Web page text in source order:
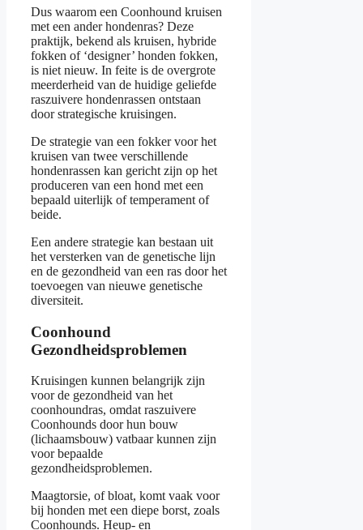
Dus waarom een Coonhound kruisen
met een ander hondenras? Deze
praktijk, bekend als kruisen, hybride
fokken of ‘designer’ honden fokken,
is niet nieuw. In feite is de overgrote
meerderheid van de huidige geliefde
raszuivere hondenrassen ontstaan
door strategische kruisingen.
De strategie van een fokker voor het
kruisen van twee verschillende
hondenrassen kan gericht zijn op het
produceren van een hond met een
bepaald uiterlijk of temperament of
beide.
Een andere strategie kan bestaan uit
het versterken van de genetische lijn
en de gezondheid van een ras door het
toevoegen van nieuwe genetische
diversiteit.
Coonhound
Gezondheidsproblemen
Kruisingen kunnen belangrijk zijn
voor de gezondheid van het
coonhoundras, omdat raszuivere
Coonhounds door hun bouw
(lichaamsbouw) vatbaar kunnen zijn
voor bepaalde
gezondheidsproblemen.
Maagtorsie, of bloat, komt vaak voor
bij honden met een diepe borst, zoals
Coonhounds. Heup- en